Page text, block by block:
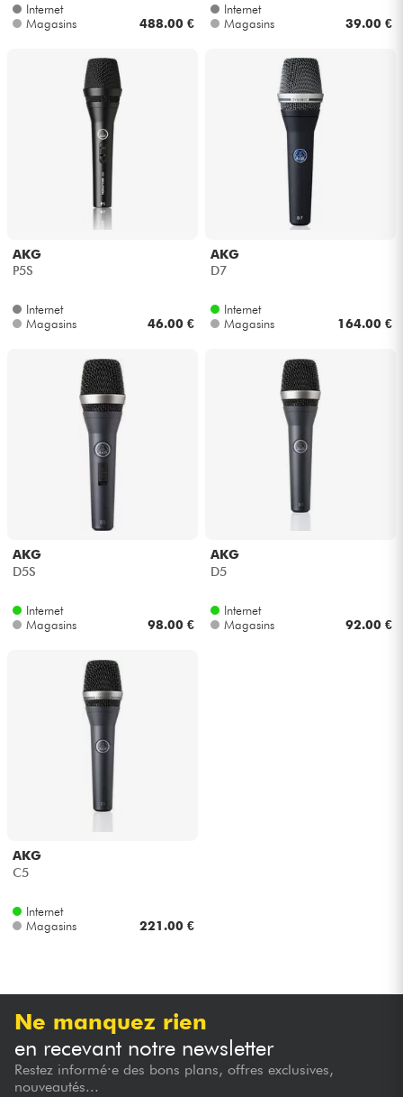
Eclairage
Batteries & Percu
Vents
Violons & Quatuor
Eveil Musical
Packs
Internet
Magasins
488.00 €
Internet
Magasins
39.00 €
AKG
P5S
Internet
Magasins
46.00 €
AKG
D7
Internet
Magasins
164.00 €
AKG
D5S
Internet
Magasins
98.00 €
AKG
D5
Internet
Magasins
92.00 €
AKG
C5
Internet
Magasins
221.00 €
Ne manquez rien
en recevant notre newsletter
Restez informé·e des bons plans, offres exclusives,
nouveautés...